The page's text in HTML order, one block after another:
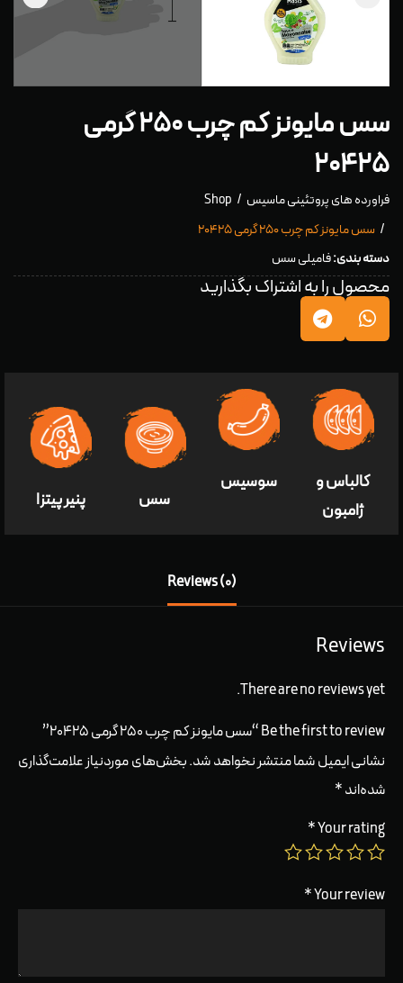
سس مایونز کم چرب ۲۵۰ گرمی
۲۰۴۲۵
فراورده های پروتئینی ماسیس
Shop
سس مایونز کم چرب ۲۵۰ گرمی ۲۰۴۲۵
دسته بندی:فامیلی سس
محصول را به اشتراک بگذارید
کالباس و
ژامبون
سوسیس
سس پنير پيتزا
Reviews (0)
Reviews
There are no reviews yet.
Be the first to review “سس مایونز کم چرب ۲۵۰ گرمی ۲۰۴۲۵”
نشانی ایمیل شما منتشر نخواهد شد.بخش‌های موردنیاز علامت‌گذاری
شده‌اند*
Your rating
*
Your review
*